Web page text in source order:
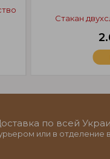
Стакан
по всей
или в отделение